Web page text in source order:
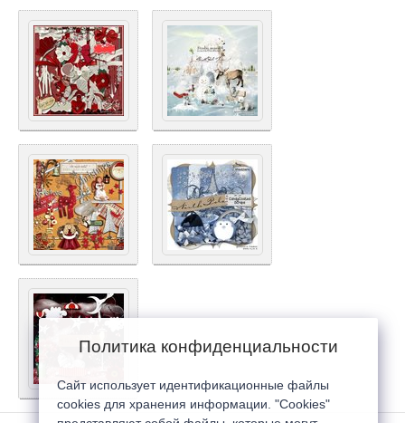
Политика конфиденциальности
Сайт использует идентификационные файлы
cookies для хранения информации. "Cookies"